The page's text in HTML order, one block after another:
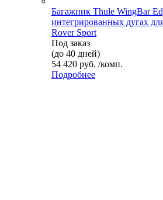
Багажник Thule WingBar
интегрированных дугах
Rover Sport
Под заказ
(до 40 дней)
54 420 руб. /комп.
Подробнее